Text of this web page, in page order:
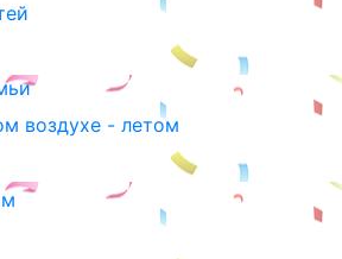
воздухе - летом